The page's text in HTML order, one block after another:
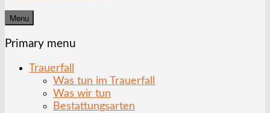
Menu
Primary menu
Trauerfall
Was tun im Trauerfall
Was wir tun
Bestattungsarten